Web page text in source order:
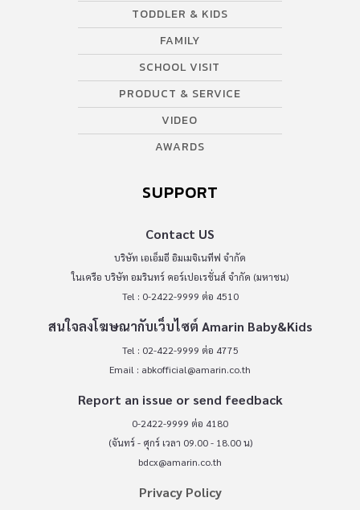
TODDLER & KIDS
FAMILY
SCHOOL VISIT
PRODUCT & SERVICE
VIDEO
AWARDS
SUPPORT
Contact US
บริษัท เอเอ็มอี อิมเมจิเนทีฟ จำกัด
ในเครือ บริษัท อมรินทร์ คอร์เปอเรชั่นส์ จำกัด (มหาชน)
Tel : 0-2422-9999 ต่อ 4510
สนใจลงโฆษณากับเว็บไซต์ Amarin Baby&Kids
Tel : 02-422-9999 ต่อ 4775
Email : abkofficial@amarin.co.th
Report an issue or send feedback
0-2422-9999 ต่อ 4180
(จันทร์ - ศุกร์ เวลา 09.00 - 18.00 น)
bdcx@amarin.co.th
Privacy Policy